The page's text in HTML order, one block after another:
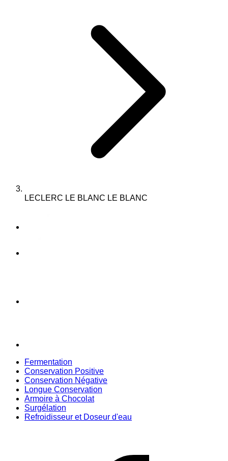
LECLERC LE BLANC LE BLANC
Fermentation
Conservation Positive
Conservation Négative
Longue Conservation
Armoire à Chocolat
Surgélation
Refroidisseur et Doseur d'eau